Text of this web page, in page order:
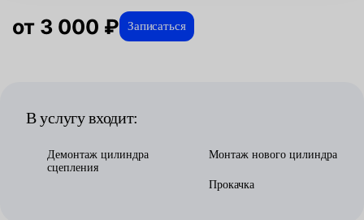
от 3 000 ₽ Записаться
В услугу входит:
Демонтаж цилиндра
сцепления
Монтаж нового цилиндра
Прокачка